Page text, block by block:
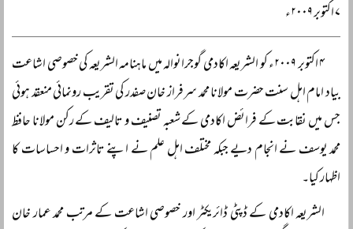
۷ اکتوبر ۲۰۰۹ء
۴ اکتوبر ۲۰۰۹ء کو الشریعہ اکادمی گوجرانوالہ میں ماہنامہ الشریعہ کی خصوصی اشاعت
بیاد امام اہل سنت حضرت مولانا محمد سرفراز خان صفدر کی تقریب رونمائی منعقد ہوئی
جس میں نقابت کے فرائض اکادمی کے شعبہ تصنیف و تالیف کے رکن مولانا حافظ
محمد یوسف نے انجام دیے جبکہ مختلف اہل علم نے اپنے تاثرات و احساسات کا
اظہار کیا۔
الشریعہ اکادمی کے ڈپٹی ڈائریکٹر اور خصوصی اشاعت کے مرتب محمد عمار خان